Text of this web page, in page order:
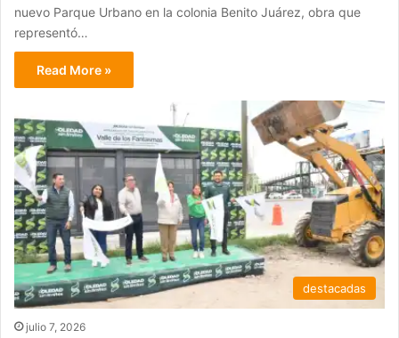
nuevo Parque Urbano en la colonia Benito Juárez, obra que
representó…
Read More »
destacadas
julio 7, 2026